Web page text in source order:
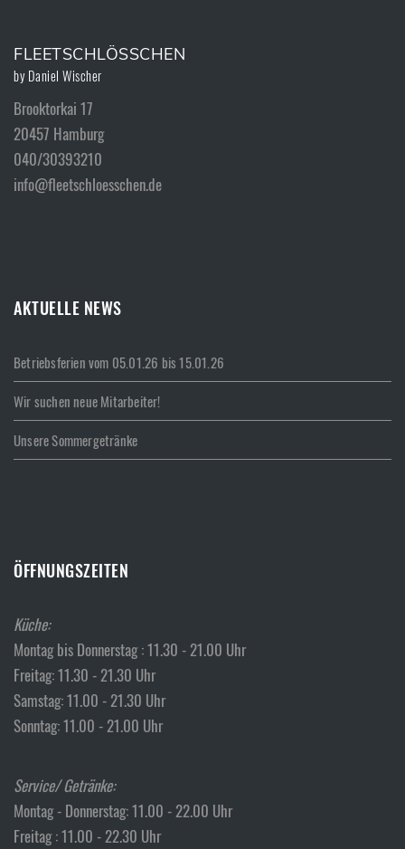
FLEETSCHLÖSSCHEN
Brooktorkai 17
20457 Hamburg
040/30393210
info@fleetschloesschen.de
AKTUELLE NEWS
Betriebsferien vom 05.01.26 bis 15.01.26
Wir suchen neue Mitarbeiter!
Unsere Sommergetränke
ÖFFNUNGSZEITEN
Küche:
Montag bis Donnerstag : 11.30 - 21.00 Uhr
Freitag: 11.30 - 21.30 Uhr
Samstag: 11.00 - 21.30 Uhr
Sonntag: 11.00 - 21.00 Uhr
Service/ Getränke:
Montag - Donnerstag: 11.00 - 22.00 Uhr
Freitag : 11.00 - 22.30 Uhr